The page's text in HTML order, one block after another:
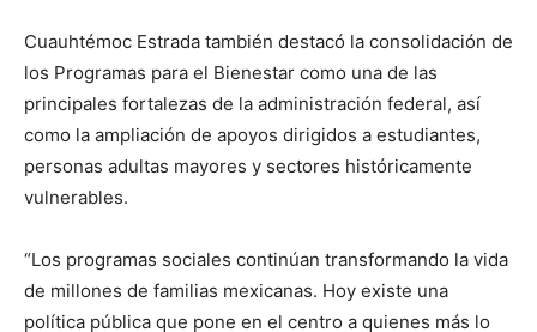
Cuauhtémoc Estrada también destacó la consolidación de
los Programas para el Bienestar como una de las
principales fortalezas de la administración federal, así
como la ampliación de apoyos dirigidos a estudiantes,
personas adultas mayores y sectores históricamente
vulnerables.
“Los programas sociales continúan transformando la vida
de millones de familias mexicanas. Hoy existe una
política pública que pone en el centro a quienes más lo